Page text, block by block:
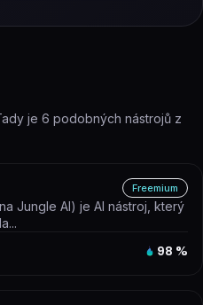
je 6 podobných nástrojů z
Freemium
Jungle AI) je AI nástroj, který
98 %